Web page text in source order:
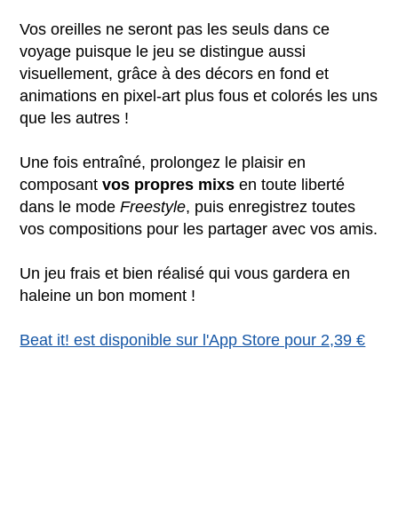
Vos oreilles ne seront pas les seuls dans ce
voyage puisque le jeu se distingue aussi
visuellement, grâce à des décors en fond et
animations en pixel-art plus fous et colorés les uns
que les autres !
Une fois entraîné, prolongez le plaisir en
composantvos propres mixs en toute liberté
dans le modeFreestyle, puis enregistrez toutes
vos compositions pour les partager avec vos amis.
Un jeu frais et bien réalisé qui vous gardera en
haleine un bon moment !
Beat it! est disponible sur l'App Store pour 2,39 €